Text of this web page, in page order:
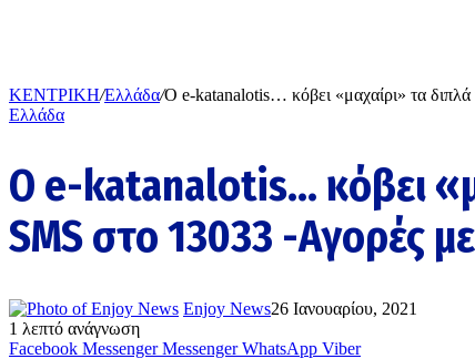
ΚΕΝΤΡΙΚΗ/Ελλάδα/Ο e-katanalotis… κόβει «μαχαίρι» τα
Ελλάδα
Ο e-katanalotis… κόβει
SMS στο 13033 -Aγορές
Enjoy News26 Ιανουαρίου, 2021
1 λεπτό ανάγνωση
Facebook Messenger Messenger WhatsApp Viber